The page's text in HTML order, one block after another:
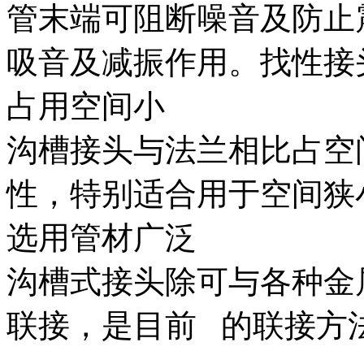
管末端可阻断噪音及防
吸音及减振作用。找性
占用空间小
沟槽接头与法兰相比占
性，特别适合用于空间
选用管材广泛
沟槽式接头除可与各种
联接，是目前 的联接方